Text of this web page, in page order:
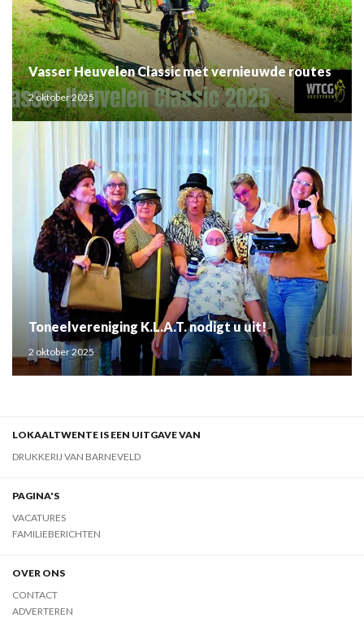
Vasser Heuvelen Classic met vernieuwde routes
2 oktober 2025
Toneelvereniging K.L.A.T. nodigt u uit!
2 oktober 2025
LOKAALTWENTE IS EEN UITGAVE VAN
DRUKKERIJ VAN BARNEVELD
PAGINA'S
VACATURES
FAMILIEBERICHTEN
OVER ONS
CONTACT
ADVERTEREN